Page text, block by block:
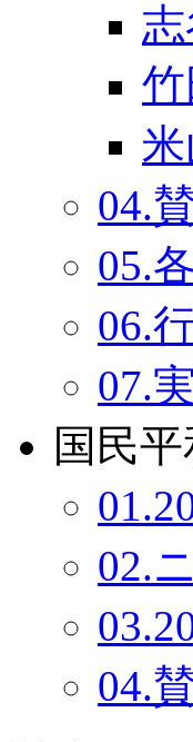
04.
05.
06.
07.
国民
02.
04.